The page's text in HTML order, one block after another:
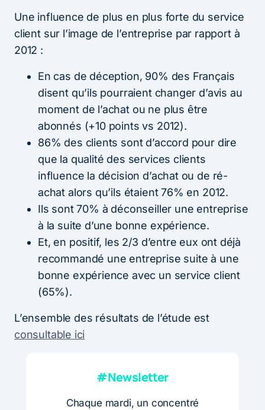
Une influence de plus en plus forte du service
client sur l’image de l’entreprise par rapport à
2012 :
En cas de déception, 90% des Français
disent qu’ils pourraient changer d’avis au
moment de l’achat ou ne plus être
abonnés (+10 points vs 2012).
86% des clients sont d’accord pour dire
que la qualité des services clients
influence la décision d’achat ou de ré-
achat alors qu’ils étaient 76% en 2012.
Ils sont 70% à déconseiller une entreprise
à la suite d’une bonne expérience.
Et, en positif, les 2/3 d’entre eux ont déjà
recommandé une entreprise suite à une
bonne expérience avec un service client
(65%).
L’ensemble des résultats de l’étude est
consultable ici
#Newsletter
Chaque mardi, un concentré